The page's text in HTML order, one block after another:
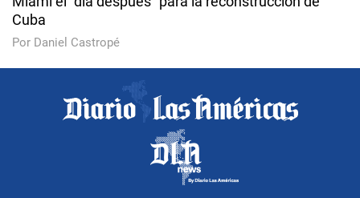
Cuba
Por Daniel Castropé